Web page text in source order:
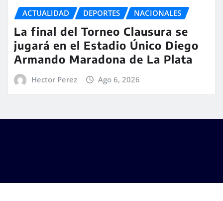
ACTUALIDAD DEPORTES NACIONALES
La final del Torneo Clausura se
jugará en el Estadio Único Diego
Armando Maradona de La Plata
Hector Perez Ago 6, 2026